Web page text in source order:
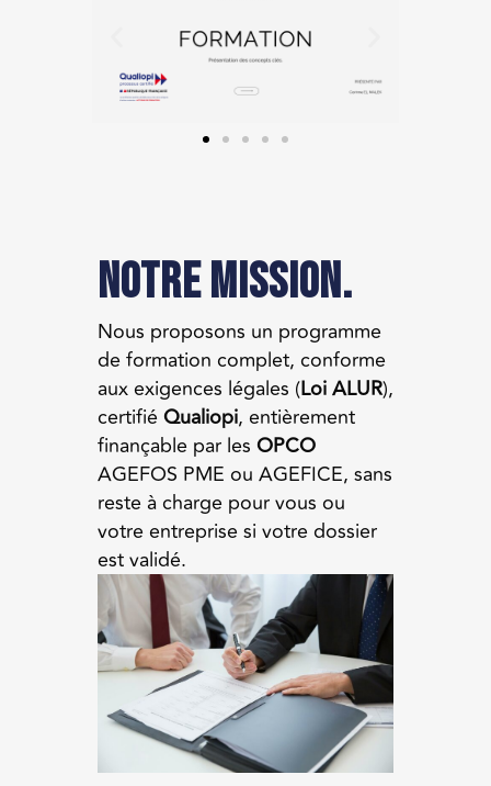
Notre mission.
Nous proposons un programme
de formation complet, conforme
aux exigences légales (Loi ALUR),
certifiéQualiopi, entièrement
finançable par les OPCO
AGEFOS PME ou AGEFICE, sans
reste à charge pour vous ou
votre entreprise si votre dossier
est validé.